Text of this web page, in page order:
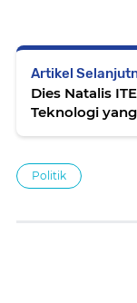
Artikel
Dies Natalis
Teknologi
Politik